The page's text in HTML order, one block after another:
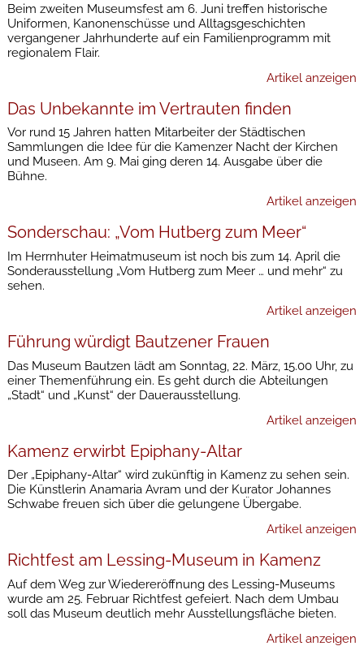
Beim zweiten Museumsfest am 6. Juni treffen historische
Uniformen, Kanonenschüsse und Alltagsgeschichten
vergangener Jahrhunderte auf ein Familienprogramm mit
regionalem Flair.
Artikel anzeigen
Das Unbekannte im Vertrauten finden
Vor rund 15 Jahren hatten Mitarbeiter der Städtischen
Sammlungen die Idee für die Kamenzer Nacht der Kirchen
und Museen. Am 9. Mai ging deren 14. Ausgabe über die
Bühne.
Artikel anzeigen
Sonderschau: „Vom Hutberg zum Meer“
Im Herrnhuter Heimatmuseum ist noch bis zum 14. April die
Sonderausstellung „Vom Hutberg zum Meer … und mehr“ zu
sehen.
Artikel anzeigen
Führung würdigt Bautzener Frauen
Das Museum Bautzen lädt am Sonntag, 22. März, 15.00 Uhr, zu
einer Themenführung ein. Es geht durch die Abteilungen
„Stadt“ und „Kunst“ der Dauerausstellung.
Artikel anzeigen
Kamenz erwirbt Epiphany-Altar
Der „Epiphany-Altar“ wird zukünftig in Kamenz zu sehen sein.
Die Künstlerin Anamaria Avram und der Kurator Johannes
Schwabe freuen sich über die gelungene Übergabe.
Artikel anzeigen
Richtfest am Lessing-Museum in Kamenz
Auf dem Weg zur Wiedereröffnung des Lessing-Museums
wurde am 25. Februar Richtfest gefeiert. Nach dem Umbau
soll das Museum deutlich mehr Ausstellungsfläche bieten.
Artikel anzeigen